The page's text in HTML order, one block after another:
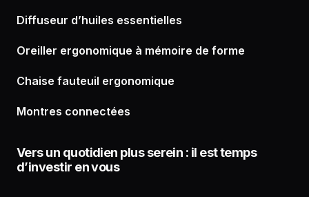
Diffuseur d’huiles essentielles
Oreiller ergonomique à mémoire de forme
Chaise fauteuil ergonomique
Montres connectées
Vers un quotidien plus serein : il est temps
d’investir en vous